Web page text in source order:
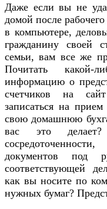
Даже если вы не
домой после
в компьютере,
гражданину своей
семьи, вам все же
Почитать
информацию о
счетчиков на
записаться на
свою домашнюю
вас это
документов под
соответствующей
как вы носите по
нужных бумаг?